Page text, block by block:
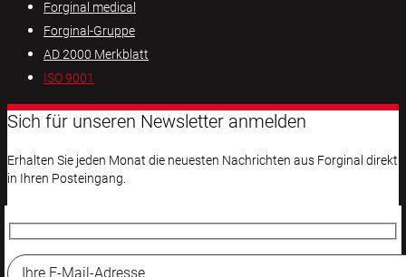
Forginal medical
Forginal-Gruppe
AD 2000 Merkblatt
ISO 9001
Sich für unseren Newsletter anmelden
Erhalten Sie jeden Monat die neuesten Nachrichten aus Forginal direkt
in Ihren Posteingang.